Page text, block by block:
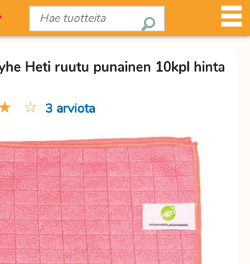
Heti ruutu punainen 10kpl hinta
☆ 3 arviota